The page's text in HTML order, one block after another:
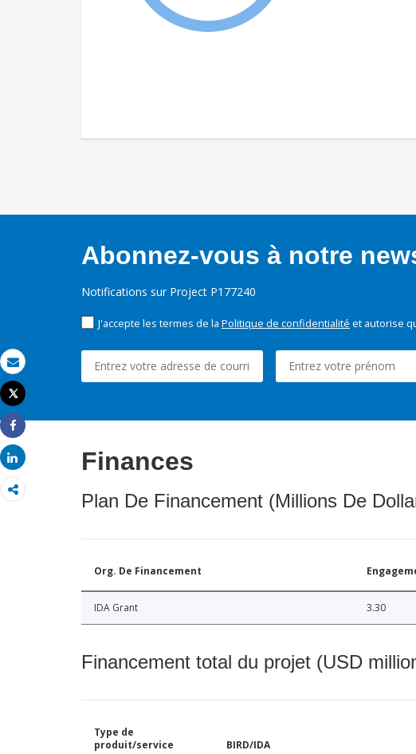
Email
Imprimer
Tweet
Share
Share
Abonnez-vous à notre
Notifications sur Project P177240
J'accepte les termes de la Politique de confidentialité et autorise
Finances
Plan De Financement (Millions De
Org. De Financement
IDA Grant 3.30
Financement total du projet (USD
Type de
produit/service
BIRD/IDA